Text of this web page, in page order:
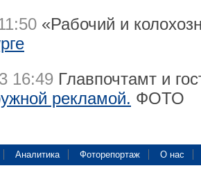
«Рабочий и
16:49 Главпочтамт и
рекламой. ФОТО
Аналитика Фоторепортаж О нас